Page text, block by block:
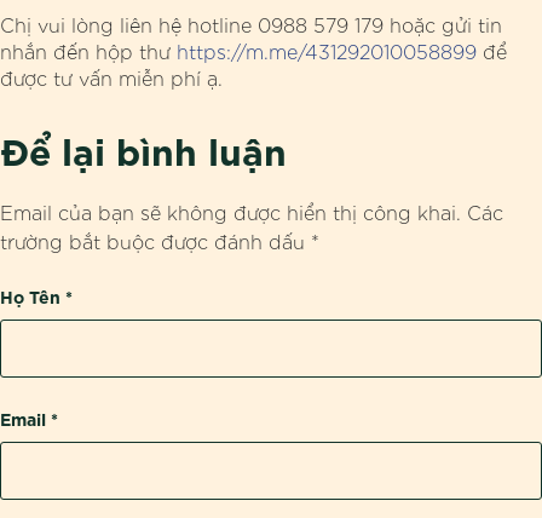
Chị vui lòng liên hệ hotline 0988 579 179 hoặc gửi tin
nhắn đến hộp thư https://m.me/431292010058899 để
được tư vấn miễn phí ạ.
Để lại bình luận
Email của bạn sẽ không được hiển thị công khai. Các
trường bắt buộc được đánh dấu *
Họ Tên *
Email *